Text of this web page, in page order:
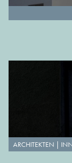
ARCHITEKTEN |